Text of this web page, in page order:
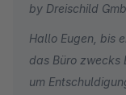
by Dreischild
Hallo Eugen, bis
das Büro zwecks
um